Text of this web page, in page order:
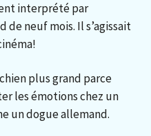
interprété par
de neuf mois. Il s’agissait
plus grand parce
les émotions chez un
un dogue allemand.